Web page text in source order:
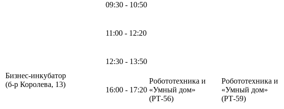
Бизнес-инкубатор
(б-р Королева, 13)
09:30 - 10:50
11:00 - 12:20
12:30 - 13:50
16:00 - 17:20
Робототехника и
«Умный дом»
(РТ-56)
Робототехника и
«Умный дом»
(РТ-59)